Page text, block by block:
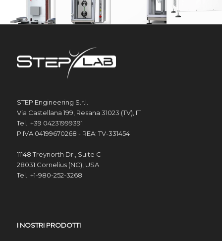
STEP Engineering S.r.l.
Via Castellana 199, Resana 31023 (TV), IT
Tel.: +39 04231999391
P.IVA 04199670268 - REA: TV-331454
11148 Treynorth Dr., Suite C
28031 Cornelius (NC), USA
Tel.: +1-980-252-3268
I NOSTRI PRODOTTI